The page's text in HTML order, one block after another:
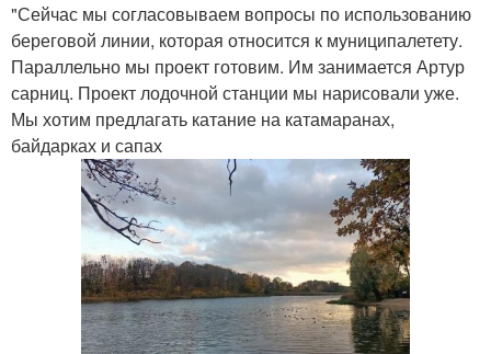
"Сейчас мы согласовываем вопросы по использованию
береговой линии, которая относится к муниципалетету.
Параллельно мы проект готовим. Им занимается Артур
сарниц. Проект лодочной станции мы нарисовали уже.
Мы хотим предлагать катание на катамаранах,
байдарках и сапах